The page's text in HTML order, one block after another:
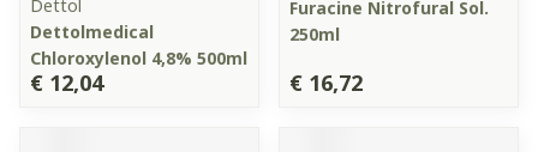
Dettol
Dettolmedical
Chloroxylenol 4,8% 500ml
€ 12,04
Furacine Nitrofural Sol.
250ml
€ 16,72